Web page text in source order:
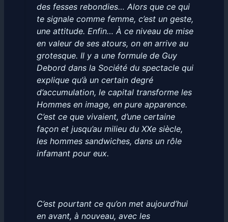
des fesses rebondies… Alors que ce qui
te signale comme femme, c’est un geste,
une attitude. Enfin… À ce niveau de mise
en valeur de ses atours, on en arrive au
grotesque. Il y a une formule de Guy
Debord dans la Société du spectacle qui
explique qu’à un certain degré
d’accumulation, le capital transforme les
Hommes en image, en pure apparence.
C’est ce que vivaient, d’une certaine
façon et jusqu’au milieu du XXe siècle,
les hommes sandwiches, dans un rôle
infamant pour eux.
C’est pourtant ce qu’on met aujourd’hui
en avant, à nouveau, avec les